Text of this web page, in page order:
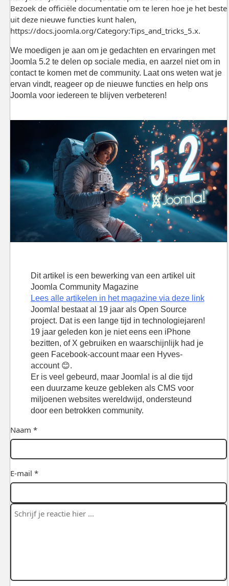
Bezoek de officiële documentatie om te leren hoe je het beste
uit deze nieuwe functies kunt halen,
https://docs.joomla.org/Category:Tips_and_tricks_5.x.
We moedigen je aan om je gedachten en ervaringen met
Joomla 5.2 te delen op sociale media, en aarzel niet om in
contact te komen met de community. Laat ons weten wat je
ervan vindt, reageer op de nieuwe functies en help ons
Joomla voor iedereen te blijven verbeteren!
Dit artikel is een bewerking van een artikel uit
Joomla Community Magazine
Lees alle artikelen in het magazine via deze link
Joomla! bestaat al 19 jaar als Open Source
project. Dat is een lange tijd in technologiejaren!
19 jaar geleden kon je niet eens een iPhone
bezitten, of X gebruiken en waarschijnlijk had je
geen Facebook-account maar een Hyves-
account 😊.
Er is veel gebeurd, maar Joomla! is al die tijd
een duurzame keuze gebleken als CMS voor
miljoenen websites wereldwijd, ondersteund
door een betrokken community.
Naam *
E-mail *